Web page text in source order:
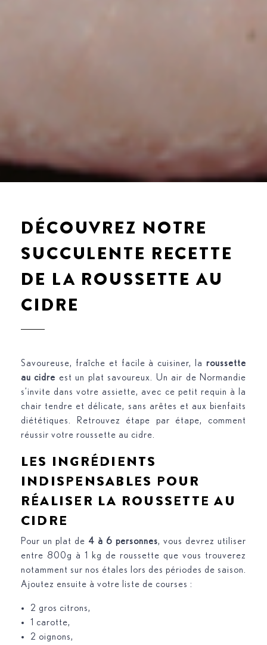
DÉCOUVREZ NOTRE
SUCCULENTE RECETTE
DE LA ROUSSETTE AU
CIDRE
Savoureuse, fraîche et facile à cuisiner, la roussette
au cidre est un plat savoureux. Un air de Normandie
s’invite dans votre assiette, avec ce petit requin à la
chair tendre et délicate, sans arêtes et aux bienfaits
diététiques. Retrouvez étape par étape, comment
réussir votre roussette au cidre.
LES INGRÉDIENTS
INDISPENSABLES POUR
RÉALISER LA ROUSSETTE AU
CIDRE
Pour un plat de 4 à 6 personnes, vous devrez utiliser
entre 800g à 1 kg de roussette que vous trouverez
notamment sur nos étales lors des périodes de saison.
Ajoutez ensuite à votre liste de courses :
2 gros citrons,
1 carotte,
2 oignons,